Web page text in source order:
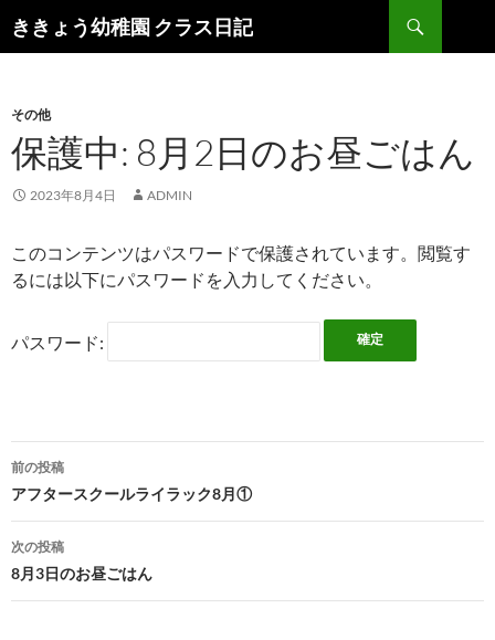
ききょう幼稚園 クラス日記
索
ン
ツ
へ
ス
プ
その他
保護中: 8月2日のお昼ごはん
2023年8月4日 ADMIN
このコンテンツはパスワードで保護されています。閲覧す
るには以下にパスワードを入力してください。
パスワード:
投
稿
ナ
前の投稿
アフタースクールライラック8月①
次の投稿
8月3日のお昼ごはん